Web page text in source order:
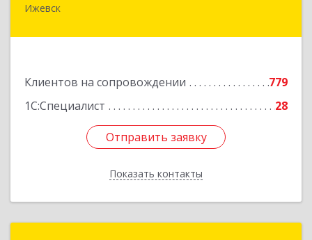
Ижевск
Клиентов на сопровождении
779
1С:Специалист
28
Отправить заявку
Показать контакты
Отправить заявку
Назад